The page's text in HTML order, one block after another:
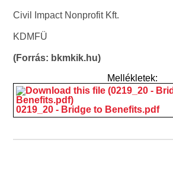
Civil Impact Nonprofit Kft.
KDMFÜ
(Forrás: bkmkik.hu)
Mellékletek:
0219_20 - Bridge to Benefits.pdf